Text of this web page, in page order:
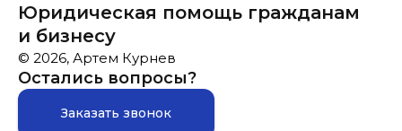
Юридическая помощь гражданам
и бизнесу
© 2026, Артем Курнев
Остались вопросы?
Заказать звонок